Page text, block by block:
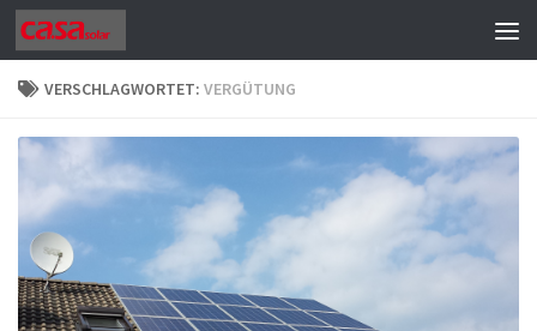
Zum Inhalt springen
VERSCHLAGWORTET: VERGÜTUNG